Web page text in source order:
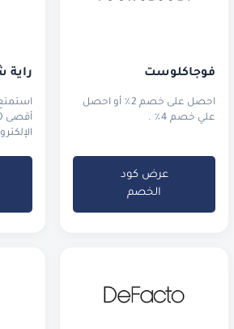
فوجاكلوست
احصل على خصم 2٪ أو احصل
علي خصم 4٪ .
عرض كود
الخصم
راية